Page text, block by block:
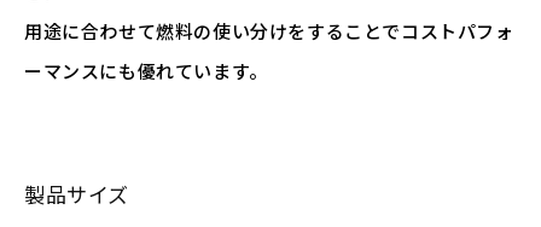
用途に合わせて燃料の使い分けをすることでコストパフォ
ーマンスにも優れています。
製品サイズ